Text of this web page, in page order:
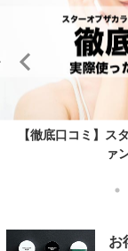
【20代実体験】
【徹底口コミ】ス
ァ
お